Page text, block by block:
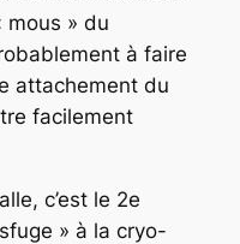
mous » du
à faire
attachement du
facilement
c’est le 2e
» à la cryo-